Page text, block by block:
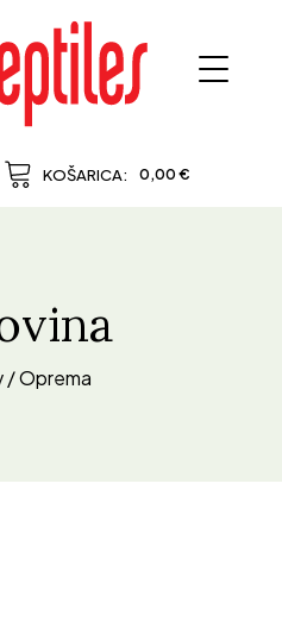
KOŠARICA: 0,00 €
/ Oprema